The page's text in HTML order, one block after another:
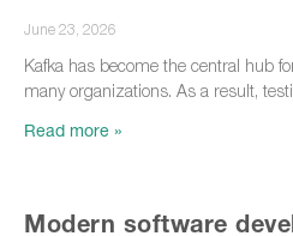
June 23, 2026
Kafka has become the central hub
many organizations. As a result,
Read more »
Modern software